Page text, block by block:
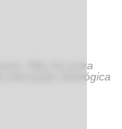
Não há outra
educação ideológica